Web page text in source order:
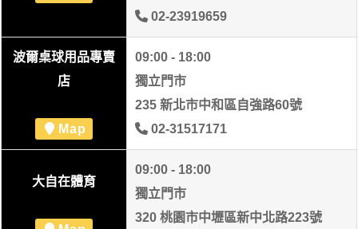
02-23919659
波爾桌球用品專賣
店
Map
09:00 - 18:00
獨立門市
235 新北市中和區自強路60號
02-31517171
大自在體育
09:00 - 18:00
獨立門市
320 桃園市中壢區新中北路223號